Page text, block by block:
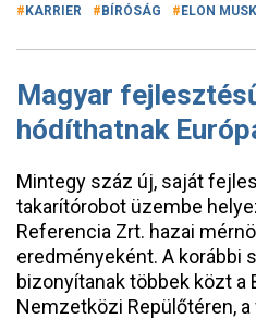
KARRIER BÍRÓSÁG ELON MUSK
Magyar
hódíthatnak
Mintegy száz új, saját
takarítórobot üzembe
Referencia Zrt. hazai
eredményeként. A korábbi
bizonyítanak többek közt a
Nemzetközi Repülőtéren,